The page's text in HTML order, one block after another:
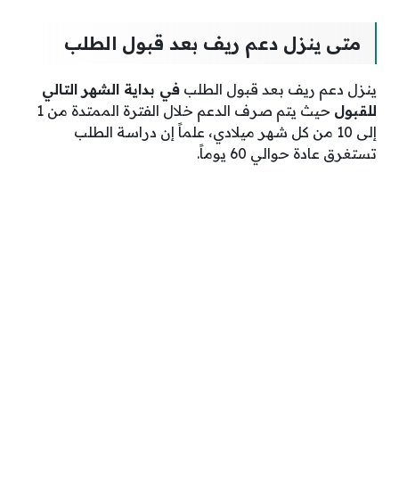
متى ينزل دعم ريف بعد قبول الطلب
ينزل دعم ريف بعد قبول الطلب في بداية الشهر التالي
للقبول
حيث يتم صرف الدعم خلال الفترة الممتدة من 1
إلى 10 من كل شهر ميلادي، علماً إن دراسة الطلب
تستغرق عادة حوالي 60 يوماً.